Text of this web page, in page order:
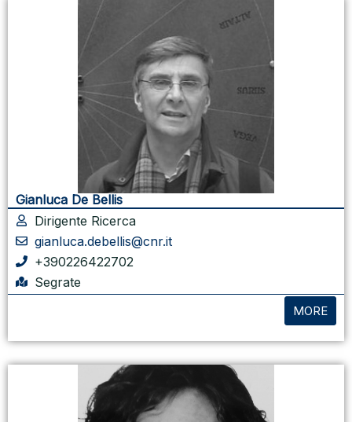
Gianluca De Bellis
Dirigente Ricerca
gianluca.debellis@cnr.it
+390226422702
Segrate
MORE